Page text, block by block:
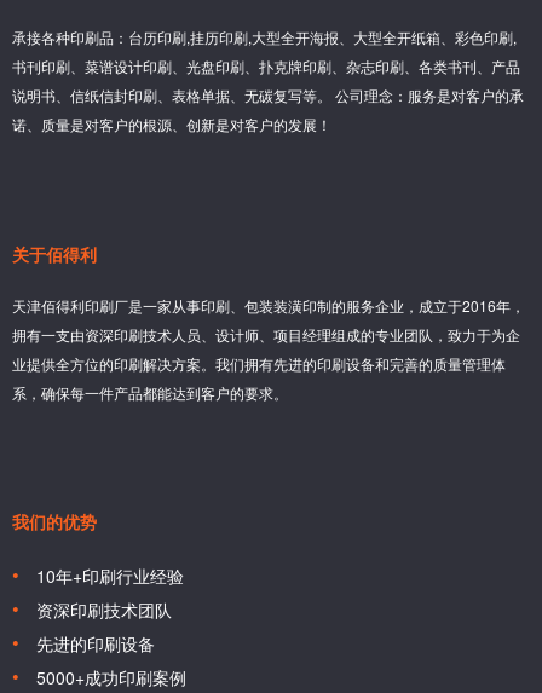
承接各种印刷品：台历印刷,挂历印刷,大型全开海报、大型全开纸箱、彩色印刷,
书刊印刷、菜谱设计印刷、光盘印刷、扑克牌印刷、杂志印刷、各类书刊、产品
说明书、信纸信封印刷、表格单据、无碳复写等。 公司理念：服务是对客户的承
诺、质量是对客户的根源、创新是对客户的发展！
关于佰得利
天津佰得利印刷厂是一家从事印刷、包装装潢印制的服务企业，成立于2016年，
拥有一支由资深印刷技术人员、设计师、项目经理组成的专业团队，致力于为企
业提供全方位的印刷解决方案。我们拥有先进的印刷设备和完善的质量管理体
系，确保每一件产品都能达到客户的要求。
我们的优势
10年+印刷行业经验
资深印刷技术团队
先进的印刷设备
5000+成功印刷案例